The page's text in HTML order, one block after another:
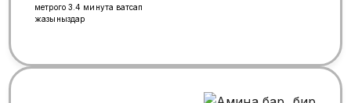
метрого 3.4 минута ватсап
жазыныздар